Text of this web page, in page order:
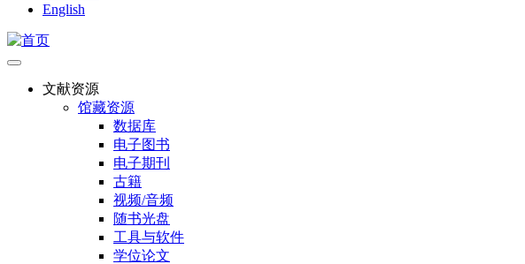
English
文献资源
馆藏资源
数据库
电子图书
电子期刊
古籍
视频/音频
随书光盘
工具与软件
学位论文